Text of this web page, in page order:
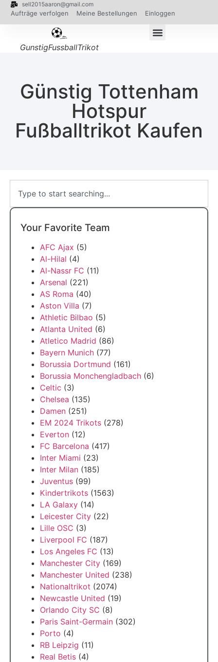
sell2015aaron@gmail.com
Aufträge verfolgen Meine Bestellungen Einloggen
GunstigFussballTrikot
Günstig Tottenham
Hotspur
Fußballtrikot Kaufen
Your Favorite Team
AFC Ajax (5)
Al-Hilal (4)
Al-Nassr FC (11)
Arsenal (221)
AS Roma (40)
Aston Villa (7)
Athletic Bilbao (5)
Atlanta United (6)
Atletico Madrid (86)
Bayern Munich (77)
Borussia Dortmund (161)
Borussia Monchengladbach (6)
Celtic (3)
Chelsea (135)
Damen (251)
EM 2024 Trikots (278)
Everton (12)
FC Barcelona (417)
Inter Miami (23)
Inter Milan (185)
Juventus (99)
Kindertrikots (1563)
LA Galaxy (14)
Leicester City (22)
Lille OSC (3)
Liverpool FC (187)
Los Angeles FC (13)
Manchester City (169)
Manchester United (238)
Nationaltrikot (2074)
Newcastle United (19)
Orlando City SC (8)
Paris Saint-Germain (302)
Porto (4)
RB Leipzig (11)
Real Betis (4)